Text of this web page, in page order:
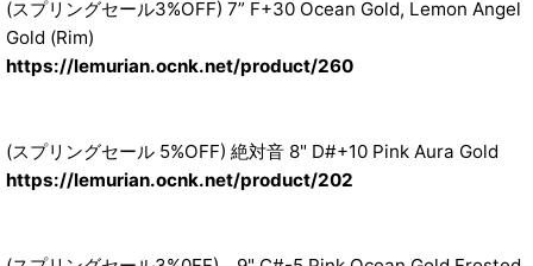
(スプリングセール3%OFF) 7” F+30 Ocean Gold, Lemon Angel
Gold (Rim)
https://lemurian.ocnk.net/product/260
(スプリングセール 5%OFF) 絶対音 8" D#+10 Pink Aura Gold
https://lemurian.ocnk.net/product/202